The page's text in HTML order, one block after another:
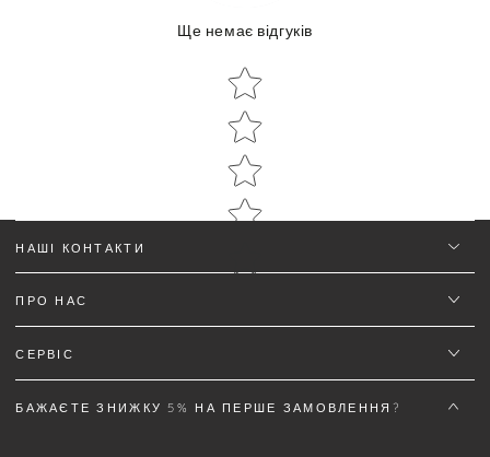
Star rating
Ім'я *
Ще немає відгуків
Star rating
НАШІ КОНТАКТИ
ПРО НАС
СЕРВІС
БАЖАЄТЕ ЗНИЖКУ 5% НА ПЕРШЕ ЗАМОВЛЕННЯ?